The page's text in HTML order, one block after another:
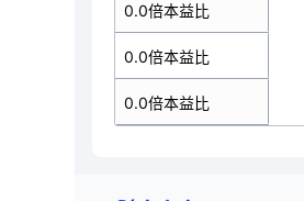
0.0倍本益比
0.0倍本益比
0.0倍本益比